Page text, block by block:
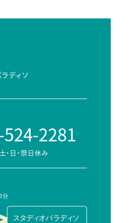
ディソ
2281
・日・祭日休み